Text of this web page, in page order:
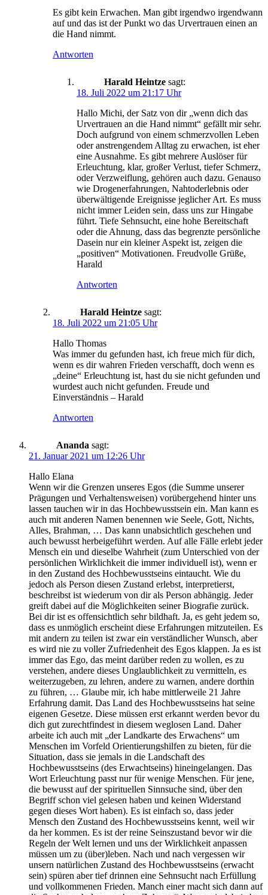
Es gibt kein Erwachen. Man gibt irgendwo irgendwann
auf und das ist der Punkt wo das Urvertrauen einen an
die Hand nimmt.
Antworten
Harald Heintze sagt:
18. Juli 2022 um 21:17 Uhr
Hallo Michi, der Satz von dir „wenn dich das
Urvertrauen an die Hand nimmt“ gefällt mir sehr.
Doch aufgrund von einem schmerzvollen Leben
oder anstrengendem Alltag zu erwachen, ist eher
eine Ausnahme. Es gibt mehrere Auslöser für
Erleuchtung, klar, großer Verlust, tiefer Schmerz,
oder Verzweiflung, gehören auch dazu. Genauso
wie Drogenerfahrungen, Nahtoderlebnis oder
überwältigende Ereignisse jeglicher Art. Es muss
nicht immer Leiden sein, dass uns zur Hingabe
führt. Tiefe Sehnsucht, eine hohe Bereitschaft
oder die Ahnung, dass das begrenzte persönliche
Dasein nur ein kleiner Aspekt ist, zeigen die
„positiven“ Motivationen. Freudvolle Grüße,
Harald
Antworten
Harald Heintze sagt:
18. Juli 2022 um 21:05 Uhr
Hallo Thomas
Was immer du gefunden hast, ich freue mich für dich,
wenn es dir wahren Frieden verschafft, doch wenn es
„deine“ Erleuchtung ist, hast du sie nicht gefunden und
wurdest auch nicht gefunden. Freude und
Einverständnis – Harald
Antworten
Ananda sagt:
21. Januar 2021 um 12:26 Uhr
Hallo Elana
Wenn wir die Grenzen unseres Egos (die Summe unserer
Prägungen und Verhaltensweisen) vorübergehend hinter uns
lassen tauchen wir in das Hochbewusstsein ein. Man kann es
auch mit anderen Namen benennen wie Seele, Gott, Nichts,
Alles, Brahman, … Das kann unabsichtlich geschehen und
auch bewusst herbeigeführt werden. Auf alle Fälle erlebt jeder
Mensch ein und dieselbe Wahrheit (zum Unterschied von der
persönlichen Wirklichkeit die immer individuell ist), wenn er
in den Zustand des Hochbewusstseins eintaucht. Wie du
jedoch als Person diesen Zustand erlebst, interpretierst,
beschreibst ist wiederum von dir als Person abhängig. Jeder
greift dabei auf die Möglichkeiten seiner Biografie zurück.
Bei dir ist es offensichtlich sehr bildhaft. Ja, es geht jedem so,
dass es unmöglich erscheint diese Erfahrungen mitzuteilen. Es
mit andern zu teilen ist zwar ein verständlicher Wunsch, aber
es wird nie zu voller Zufriedenheit des Egos klappen. Ja es ist
immer das Ego, das meint darüber reden zu wollen, es zu
verstehen, andere dieses Unglaublichkeit zu vermitteln, es
weiterzugeben, zu lehren, andere zu warnen, andere dorthin
zu führen, … Glaube mir, ich habe mittlerweile 21 Jahre
Erfahrung damit. Das Land des Hochbewusstseins hat seine
eigenen Gesetze. Diese müssen erst erkannt werden bevor du
dich gut zurechtfindest in diesem weglosen Land. Daher
arbeite ich auch mit „der Landkarte des Erwachens“ um
Menschen im Vorfeld Orientierungshilfen zu bieten, für die
Situation, dass sie jemals in die Landschaft des
Hochbewusstseins (des Erwachtseins) hineingelangen. Das
Wort Erleuchtung passt nur für wenige Menschen. Für jene,
die bewusst auf der spirituellen Sinnsuche sind, über den
Begriff schon viel gelesen haben und keinen Widerstand
gegen dieses Wort haben). Es ist einfach so, dass jeder
Mensch den Zustand des Hochbewusstseins kennt, weil wir
da her kommen. Es ist der reine Seinszustand bevor wir die
Regeln der Welt lernen und uns der Wirklichkeit anpassen
müssen um zu (über)leben. Nach und nach vergessen wir
unsern natürlichen Zustand des Hochbewusstseins (erwacht
sein) spüren aber tief drinnen eine Sehnsucht nach Erfüllung
und vollkommenen Frieden. Manch einer macht sich dann auf